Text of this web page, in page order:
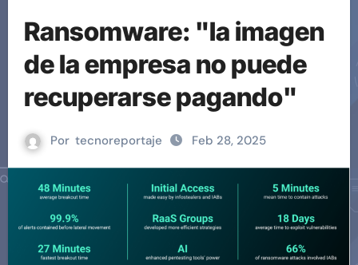
Ransomware: "la imagen
de la empresa no puede
recuperarse pagando"
Por tecnoreportaje Feb 28, 2025